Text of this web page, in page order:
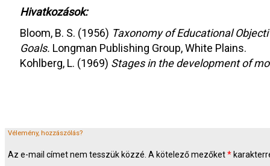
Hivatkozások:
Bloom, B. S. (1956) Taxonomy of Educational
Goals. Longman Publishing Group, White Plains.
Kohlberg, L. (1969) Stages in the development of
Vélemény, hozzászólás?
Az e-mail címet nem tesszük közzé. A kötelező mezőket*